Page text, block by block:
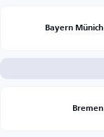
Bayern Münich
Bremen